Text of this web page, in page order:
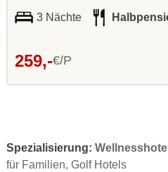
3 Nächte
259,-€/P
Spezialisierung: Wellnesshotel
für Familien, Golf Hotels